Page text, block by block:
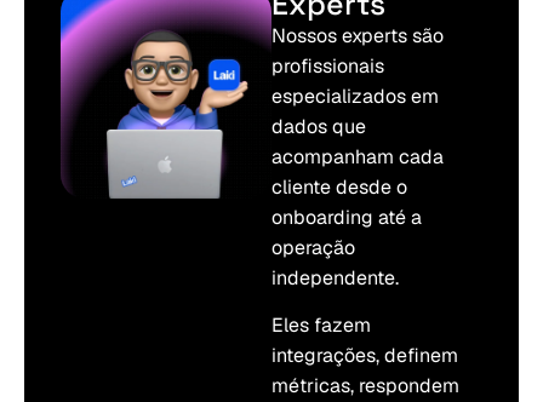
Nossos experts são
profissionais
especializados em
dados que
acompanham cada
cliente desde o
onboarding até a
operação
independente.
Eles fazem
integrações, definem
métricas, respondem